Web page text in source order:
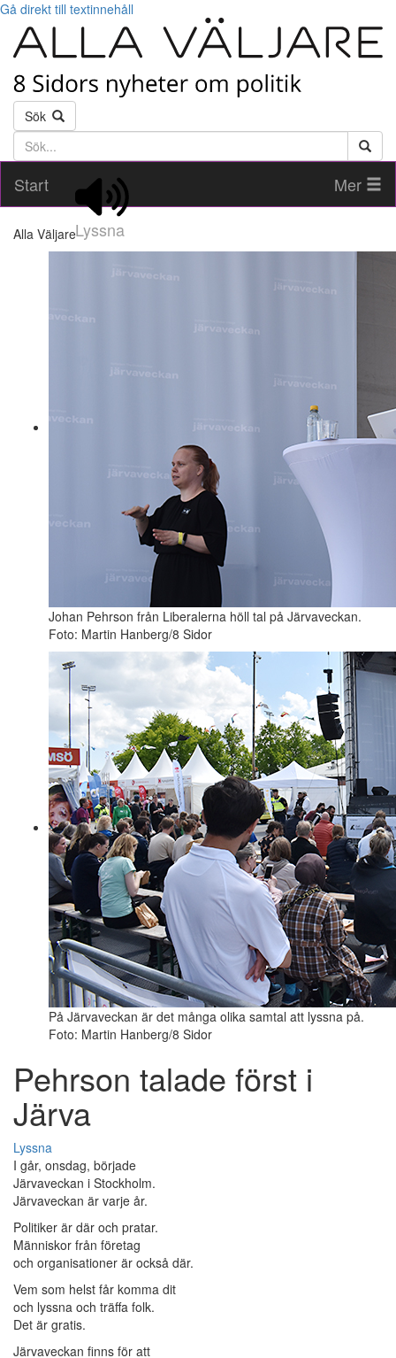
Gå direkt till textinnehåll
Sök
Söktext
Start
Lyssna
Mer
Alla Väljare
Johan Pehrson från Liberalerna höll tal på Järvaveckan.
Foto: Martin Hanberg/8 Sidor
På Järvaveckan är det många olika samtal att lyssna på.
Foto: Martin Hanberg/8 Sidor
Pehrson talade först i
Järva
Lyssna
I går, onsdag, började
Järvaveckan i Stockholm.
Järvaveckan är varje år.
Politiker är där och pratar.
Människor från företag
och organisationer är också där.
Vem som helst får komma dit
och lyssna och träffa folk.
Det är gratis.
Järvaveckan finns för att